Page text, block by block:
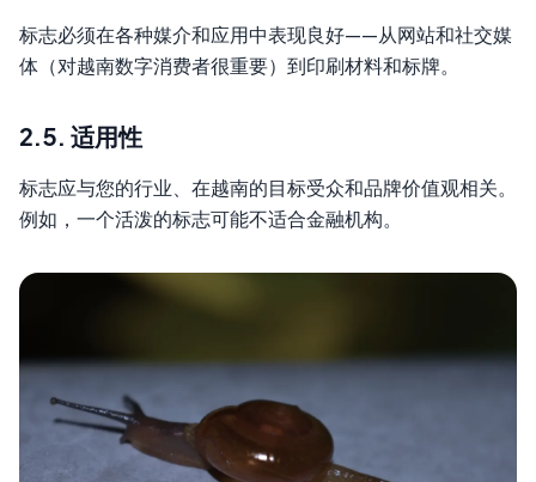
标志必须在各种媒介和应用中表现良好——从网站和社交媒
体（对越南数字消费者很重要）到印刷材料和标牌。
2.5. 适用性
标志应与您的行业、在越南的目标受众和品牌价值观相关。
例如，一个活泼的标志可能不适合金融机构。